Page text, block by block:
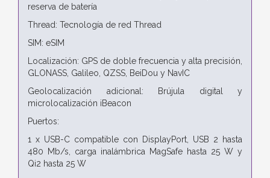
reserva de batería
Thread: Tecnología de red Thread
SIM: eSIM
Localización: GPS de doble frecuencia y alta precisión,
GLONASS, Galileo, QZSS, BeiDou y NavIC
Geolocalización adicional: Brújula digital y
microlocalización iBeacon
Puertos:
1 x USB-C compatible con DisplayPort, USB 2 hasta
480 Mb/s, carga inalámbrica MagSafe hasta 25 W y
Qi2 hasta 25 W